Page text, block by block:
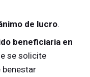
de lucro.
beneficiaria en
se solicite
benestar